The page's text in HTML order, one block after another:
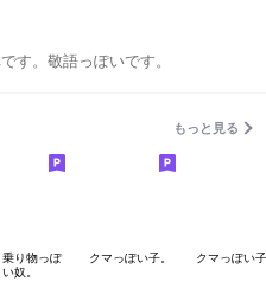
す。敬語っぽいです。
もっと見る
乗り物っぽ
い奴。
クマっぽい子。 クマっぽい